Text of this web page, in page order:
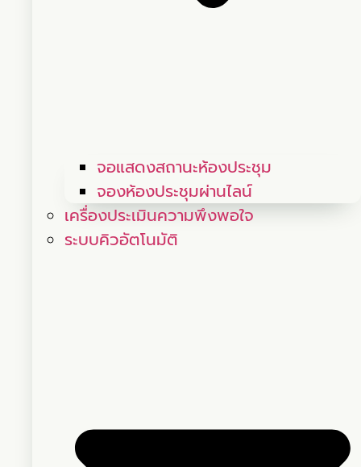
จอแสดงสถานะห้องประชุม
จองห้องประชุมผ่านไลน์
เครื่องประเมินความพึงพอใจ
ระบบคิวอัตโนมัติ